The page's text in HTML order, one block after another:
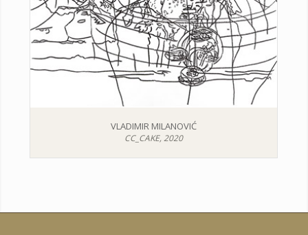
VLADIMIR MILANOVIĆ
CC_CAKE, 2020